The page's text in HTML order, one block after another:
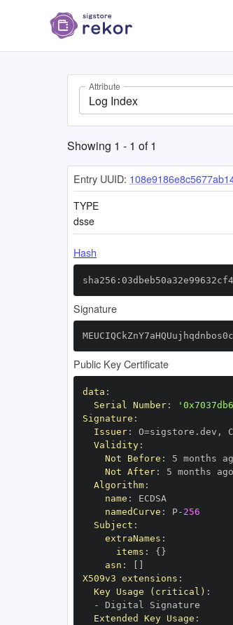
Attribute
Log Index
Showing 1 - 1 of1
Entry UUID:
TYPE
dsse
Hash
Signature
Public Key Certificate
data :
Serial Number:
Signature :
Issuer: O=sigstore.dev ,
Validity:
Not Before : 5 months
Not After: 5 months
Algorithm:
name :
namedCurve : P- 256
Subject :
extraNames :
items : { }
asn :
X509v3 extensions :
Key Usage (critical) :
-
Extended Key Usage :